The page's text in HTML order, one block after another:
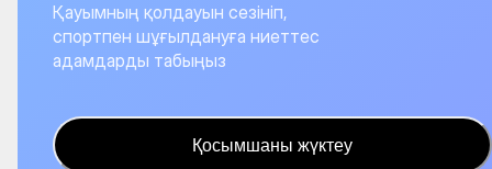
Қауымның қолдауын сезініп,
спортпен шұғылдануға ниеттес
адамдарды табыңыз
Қосымшаны жүктеу